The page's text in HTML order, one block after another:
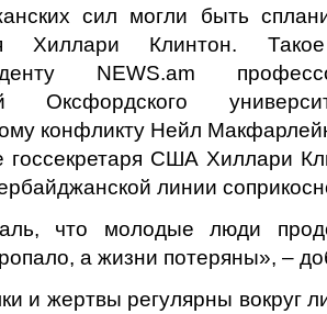
сил могли быть
Хиллари Клинтон.
NEWS.am
Оксфордского
конфликту Нейл
госсекретаря США Хиллари
линии
что молодые люди
а жизни потеряны», –
и жертвы регулярны вокруг